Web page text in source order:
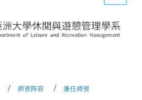
师资阵容 兼任师资